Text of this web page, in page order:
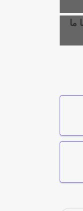
ما